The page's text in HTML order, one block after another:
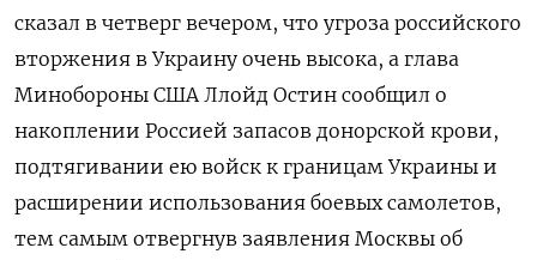
сказал в четверг вечером, что угроза российского
вторжения в Украину очень высока, а глава
Минобороны США Ллойд Остин сообщил о
накоплении Россией запасов донорской крови,
подтягивании ею войск к границам Украины и
расширении использования боевых самолетов,
тем самым отвергнув заявления Москвы об